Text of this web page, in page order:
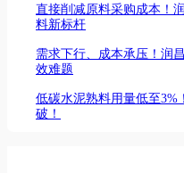
直接削减原料采购成本！
料新标杆
需求下行、成本承压！润
效难题
低碳水泥熟料用量低至3%
破！